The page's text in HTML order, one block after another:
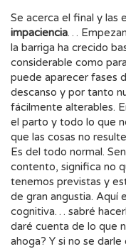
Se acerca el final y las
impaciencia… Empezamos a sentirnos más cansadas ya que
la barriga ha crecido
considerable como
puede aparecer fases
descanso y por tanto
fácilmente alterables. Empezamos a organizar mentalmente
el parto y todo lo que
que las cosas no
Es del todo normal.
contento, significa no
tenemos previstas y
de gran angustia. Aquí empieza a potenciarse nuestra parte
cognitiva… sabré
daré cuenta de lo que
ahoga? Y si no se